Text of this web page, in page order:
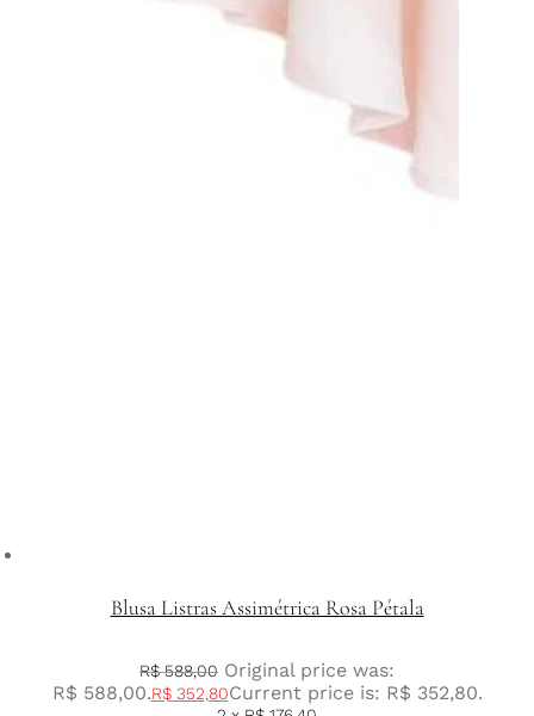
Blusa Listras Assimétrica Rosa Pétala
R$588,00 Original price was:
R$ 588,00.R$352,80Current price is: R$ 352,80.